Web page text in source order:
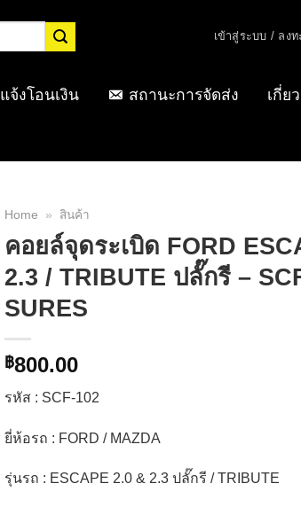
เข้าสู่ระบบ / ลงท
แจ้งโอนเงิน สถานะการจัดส่ง เกี่ย
Home » สินค้า
คอยล์จุดระเบิด FORD
2.3 / TRIBUTE ปลั๊กรี –
SURES
฿800.00
รหัส : SCF-102
ยี่ห้อรถ : FORD / MAZDA
รุ่นรถ : ESCAPE 2.0 & 2.3 ปลั๊กรี / TRIBUTE